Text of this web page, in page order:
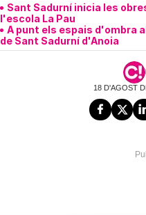
Sant Sadurní inicia les
l'escola La Pau
A punt els espais d'ombra
de Sant Sadurní d'Anoia
18 D'AGOST